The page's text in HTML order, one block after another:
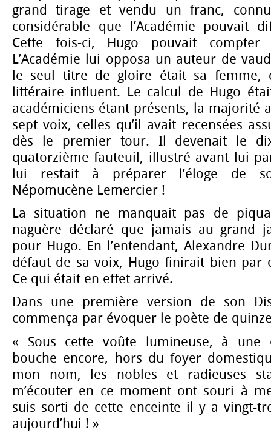
grand tirage et vendu un franc,
considérable que l’Académie pouvait
Cette fois-ci, Hugo pouvait
L’Académie lui opposa un auteur de
le seul titre de gloire était sa femme,
littéraire influent. Le calcul de Hugo
académiciens étant présents, la majorité
sept voix, celles qu’il avait recensées
dès le premier tour. Il devenait le
quatorzième fauteuil, illustré avant lui
lui restait à préparer l’éloge de
Népomucène Lemercier !
La situation ne manquait pas de
naguère déclaré que jamais au grand
pour Hugo. En l’entendant, Alexandre
défaut de sa voix, Hugo finirait bien par
Ce qui était en effet arrivé.
Dans une première version de son
commença par évoquer le poète de
« Sous cette voûte lumineuse, à une
bouche encore, hors du foyer
mon nom, les nobles et radieuses
m’écouter en ce moment ont souri à
suis sorti de cette enceinte il y a vingt-
aujourd’hui ! »